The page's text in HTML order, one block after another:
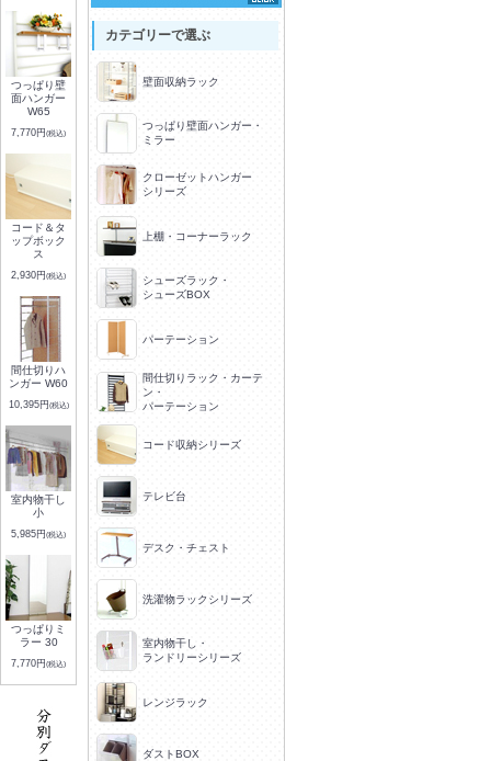
つっぱり壁
面ハンガー
W65
7,770円(税込)
コード＆タ
ップボック
ス
2,930円(税込)
間仕切りハ
ンガー W60
10,395円(税込)
室内物干し
小
5,985円(税込)
つっぱりミ
ラー 30
7,770円(税込)
カテゴリーで選ぶ
壁面収納ラック
つっぱり壁面ハンガー・
ミラー
クローゼットハンガー
シリーズ
上棚・コーナーラック
シューズラック・
シューズBOX
パーテーション
間仕切りラック・カーテ
ン・
パーテーション
コード収納シリーズ
テレビ台
デスク・チェスト
洗濯物ラックシリーズ
室内物干し・
ランドリーシリーズ
レンジラック
ダストBOX